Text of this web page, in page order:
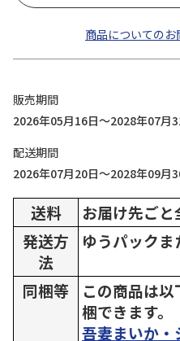
商品についての
販売期間
2026年05月16日～2028年07月
配送期間
2026年07月20日～2028年09月
送料
お届け先ごと
発送方
法
ゆうパック
同梱等
この商品は
梱できます。
吾妻まいか